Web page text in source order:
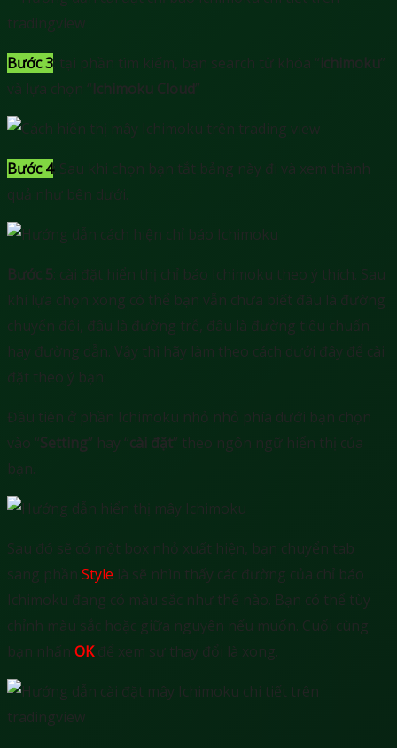
Bước 3: tại phần tìm kiếm, bạn search từ khóa “ichimoku”
và lựa chọn “Ichimoku Cloud”
Bước 4: Sau khi chọn bạn tắt bảng này đi và xem thành
quả như bên dưới.
Bước 5: cài đặt hiển thị chỉ báo Ichimoku theo ý thích. Sau
khi lựa chọn xong có thể bạn vẫn chưa biết đâu là đường
chuyển đổi, đâu là đường trễ, đâu là đường tiêu chuẩn
hay đường dẫn. Vậy thì hãy làm theo cách dưới đây để cài
đặt theo ý bạn:
Đầu tiên ở phần Ichimoku nhỏ nhỏ phía dưới bạn chọn
vào “Setting” hay “cài đặt” theo ngôn ngữ hiển thị của
bạn.
Sau đó sẽ có một box nhỏ xuất hiện, bạn chuyển tab
sang phần Style là sẽ nhìn thấy các đường của chỉ báo
Ichimoku đang có màu sắc như thế nào. Bạn có thể tùy
chỉnh màu sắc hoặc giữa nguyên nếu muốn. Cuối cùng
bạn nhấn OK để xem sự thay đổi là xong.